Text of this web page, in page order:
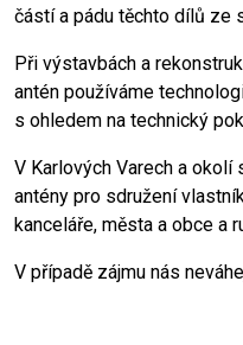
částí a pádu těchto dílů ze
Při výstavbách a
antén používáme
s ohledem na technický
V Karlových Varech a
antény pro sdružení
kanceláře, města a obce a
V případě zájmu nás